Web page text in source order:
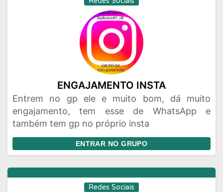
ENGAJAMENTO INSTA
Entrem no gp ele e muito bom, dá muito
engajamento, tem esse de WhatsApp e
também tem gp no próprio insta
ENTRAR NO GRUPO
Redes Sociais